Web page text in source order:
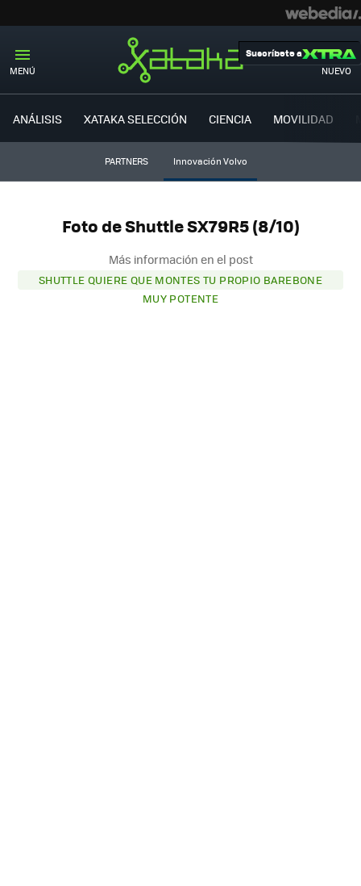
MENÚ NUEVO
Suscríbete a
ANÁLISIS XATAKA SELECCIÓN CIENCIA MOVILIDAD
PARTNERS Innovación Volvo
Foto de Shuttle SX79R5 (8/10)
Más información en el post
SHUTTLE QUIERE QUE MONTES TU PROPIO BAREBONE
MUY POTENTE